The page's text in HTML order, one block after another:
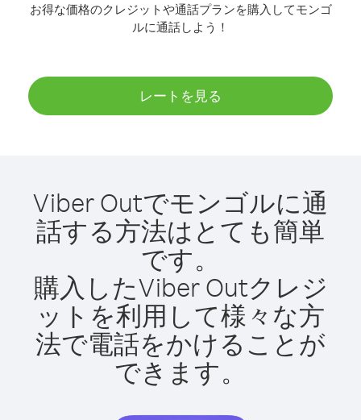
お得な価格のクレジットや通話プランを購入してモンゴ
ルに通話しよう！
レートを見る
Viber Outでモンゴルに通
話する方法はとても簡単
です。
購入したViber Outクレジ
ットを利用して様々な方
法で電話をかけることが
できます。